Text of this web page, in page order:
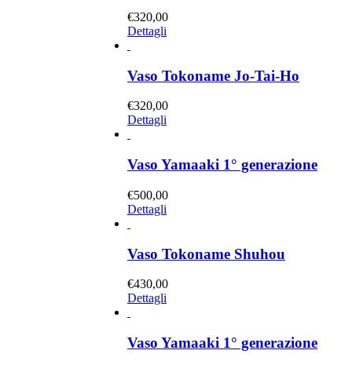
€320,00
Dettagli
Vaso Tokoname Jo-Tai-Ho
€320,00
Dettagli
Vaso Yamaaki 1° generazione
€500,00
Dettagli
Vaso Tokoname Shuhou
€430,00
Dettagli
Vaso Yamaaki 1° generazione